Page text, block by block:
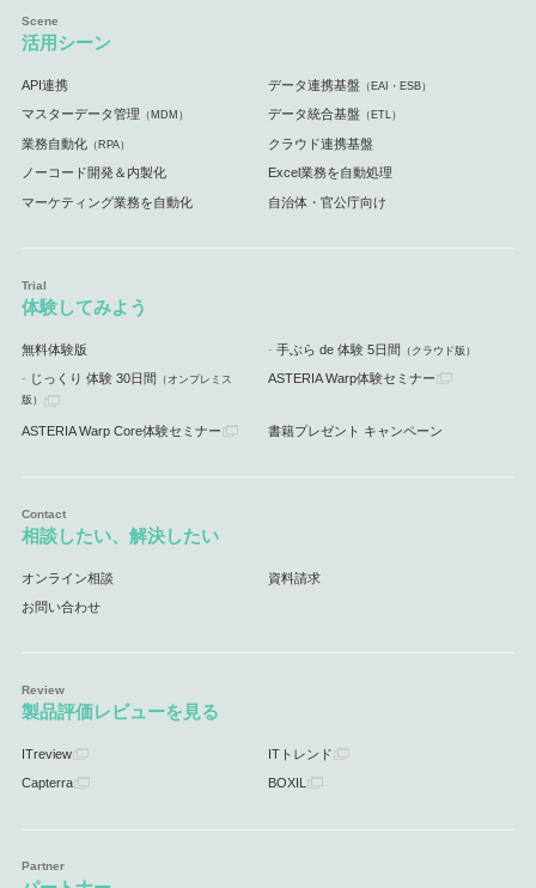
活用シーン
API連携 データ連携基盤 （EAI・ESB）
マスターデータ管理 （MDM） データ統合基盤 （ETL）
業務自動化（RPA） クラウド連携基盤
ノーコード開発＆内製化 Excel業務を自動処理
マーケティング業務を自動化 自治体・官公庁向け
体験してみよう
無料体験版 手ぶら de 体験 5日間 （クラウド版）
じっくり 体験 30日間 （オンプレミス
版）
ASTERIA Warp体験セミナー
ASTERIA Warp Core体験セミナー 書籍プレゼント キャンペーン
相談したい、解決したい
オンライン相談 資料請求
お問い合わせ
製品評価レビューを見る
ITreview ITトレンド
Capterra BOXIL